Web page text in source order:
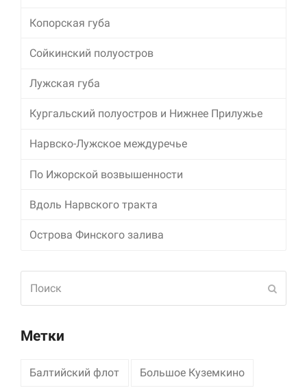
Копорская губа
Сойкинский полуостров
Лужская губа
Кургальский полуостров и Нижнее Прилужье
Нарвско-Лужское междуречье
По Ижорской возвышенности
Вдоль Нарвского тракта
Острова Финского залива
Метки
Балтийский флот Большое Куземкино